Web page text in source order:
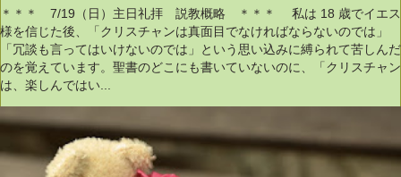
＊＊＊ 7/19（日）主日礼拝 説教概略 ＊＊＊ 私は 18 歳でイエス
様を信じた後、「クリスチャンは真面目でなければならないのでは」
「冗談も言ってはいけないのでは」という思い込みに縛られて苦しんだ
のを覚えています。聖書のどこにも書いていないのに、「クリスチャン
は、楽しんではい...